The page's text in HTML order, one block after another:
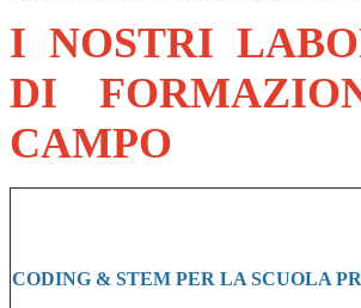
I NOSTRI
DI
CAMPO
CODING & STEM PER LA SCUOLA